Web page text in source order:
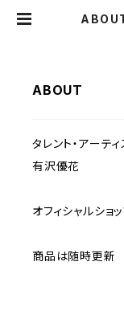
ABOUT
タレント・アーティ
有沢優花
オフィシャルショッ
商品は随時更新